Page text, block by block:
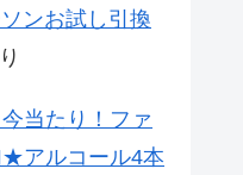
ンお試し引換
当たり！ファ
★アルコール4本